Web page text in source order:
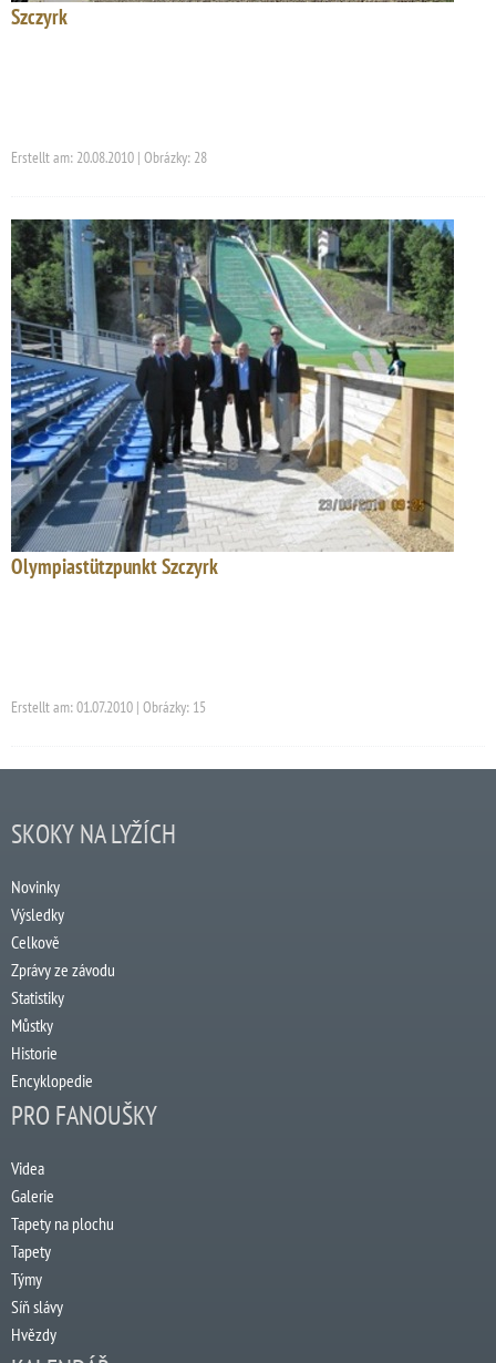
Szczyrk
Erstellt am: 20.08.2010 | Obrázky: 28
Olympiastützpunkt Szczyrk
Erstellt am: 01.07.2010 | Obrázky: 15
SKOKY NA LYŽÍCH
Novinky
Výsledky
Celkově
Zprávy ze závodu
Statistiky
Můstky
Historie
Encyklopedie
PRO FANOUŠKY
Videa
Galerie
Tapety na plochu
Tapety
Týmy
Síň slávy
Hvězdy